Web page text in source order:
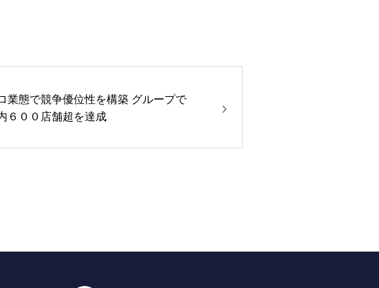
業態で競争優位性を構築 グループで
６００店舗超を達成